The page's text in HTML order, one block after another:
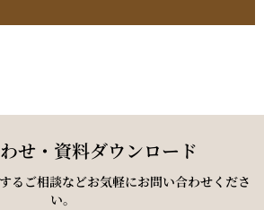
せ・資料ダウンロード
るご相談などお気軽にお問い合わせくださ
い。